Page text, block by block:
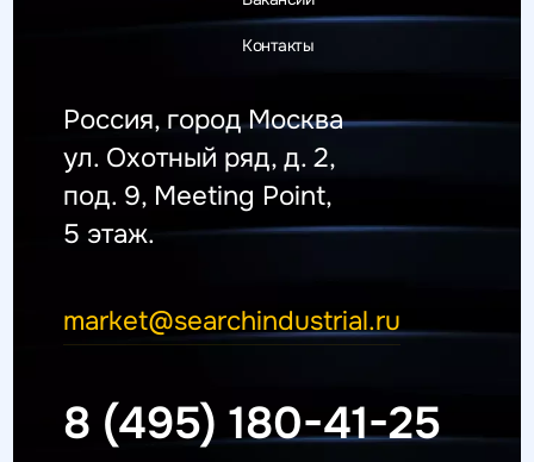
Контакты
Россия, город Москва
ул. Охотный ряд, д. 2,
под. 9, Meeting Point,
5 этаж.
market@searchindustrial.ru
8 (495) 180-41-25